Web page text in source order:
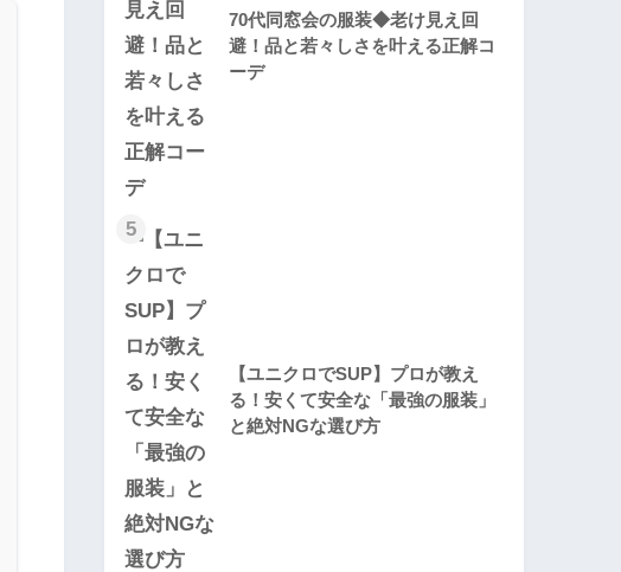
70代同窓会の服装◆老け見え回
避！品と若々しさを叶える正解コ
ーデ
5
【ユニクロでSUP】プロが教え
る！安くて安全な「最強の服装」
と絶対NGな選び方